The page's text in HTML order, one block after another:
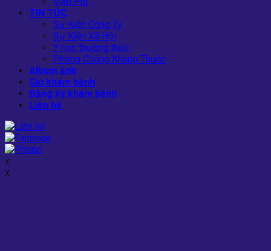
TIN TỨC
Sự Kiện Công Ty
Sự Kiện Xã Hội
Y học thường thức
Phòng Chống Kháng Thuốc
Album ảnh
Giờ khám bệnh
Đăng ký khám bệnh
Liên hệ
x
x